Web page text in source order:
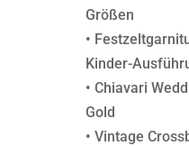
Größen
•
Kinder-
• Chiavari
Gold
• Vintage